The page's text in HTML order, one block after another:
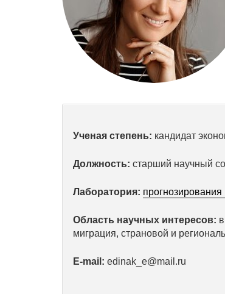
Ученая степень: кандидат
Должность: старший научный
Лаборатория:
Область научных интересов:
миграция, страновой и
E-mail: edinak_e@mail.ru